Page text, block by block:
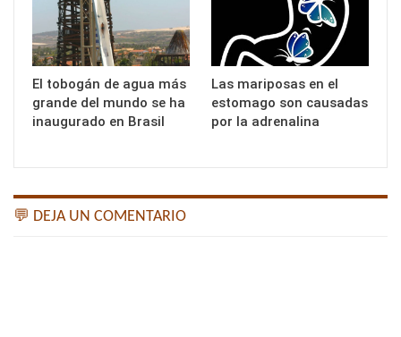
El tobogán de agua más
grande del mundo se ha
inaugurado en Brasil
Las mariposas en el
estomago son causadas
por la adrenalina
💬 DEJA UN COMENTARIO